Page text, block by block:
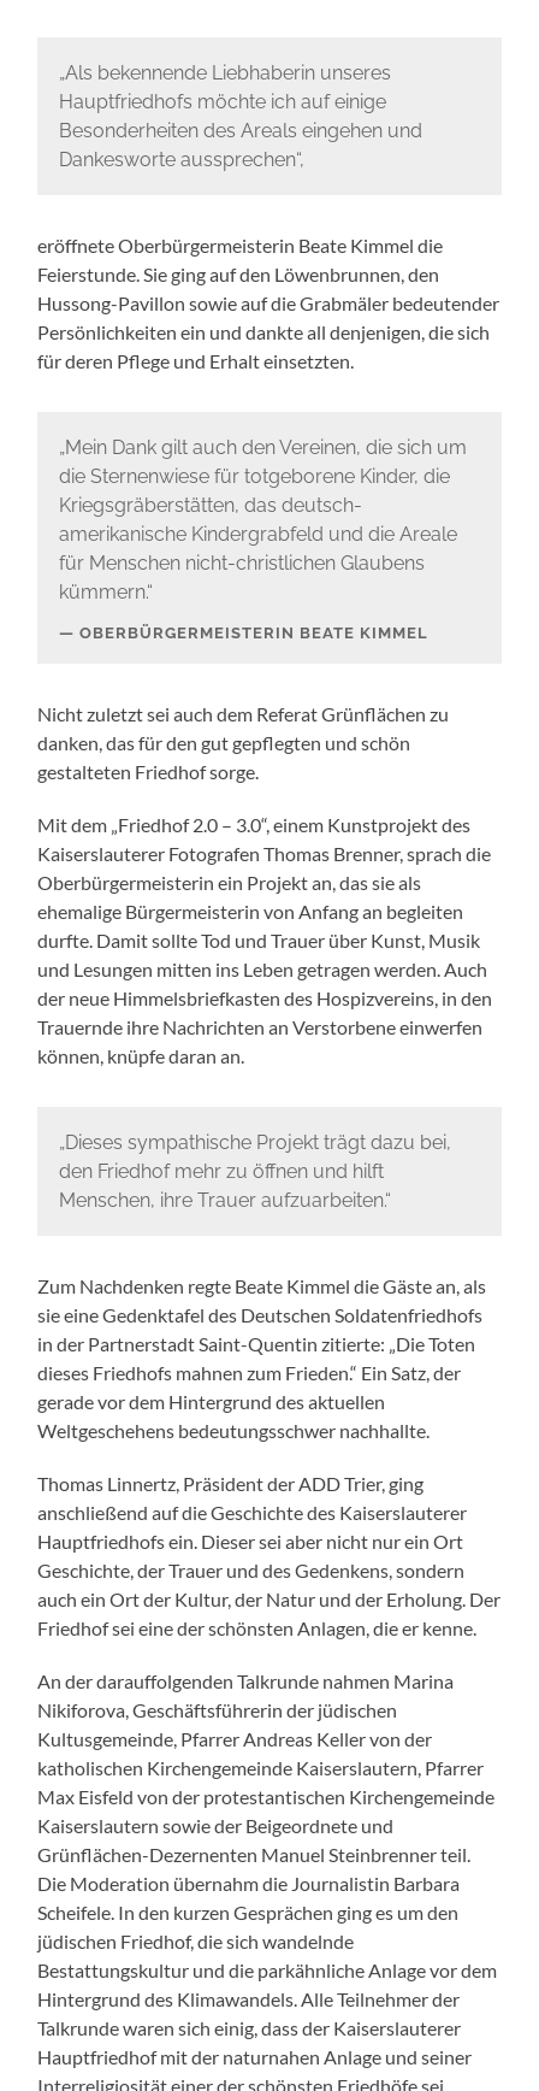
„Als bekennende Liebhaberin unseres
Hauptfriedhofs möchte ich auf einige
Besonderheiten des Areals eingehen und
Dankesworte aussprechen“,
eröffnete Oberbürgermeisterin Beate Kimmel die
Feierstunde. Sie ging auf den Löwenbrunnen, den
Hussong-Pavillon sowie auf die Grabmäler bedeutender
Persönlichkeiten ein und dankte all denjenigen, die sich
für deren Pflege und Erhalt einsetzten.
„Mein Dank gilt auch den Vereinen, die sich um
die Sternenwiese für totgeborene Kinder, die
Kriegsgräberstätten, das deutsch-
amerikanische Kindergrabfeld und die Areale
für Menschen nicht-christlichen Glaubens
kümmern.“
OBERBÜRGERMEISTERIN BEATE KIMMEL
Nicht zuletzt sei auch dem Referat Grünflächen zu
danken, das für den gut gepflegten und schön
gestalteten Friedhof sorge.
Mit dem „Friedhof 2.0 – 3.0“, einem Kunstprojekt des
Kaiserslauterer Fotografen Thomas Brenner, sprach die
Oberbürgermeisterin ein Projekt an, das sie als
ehemalige Bürgermeisterin von Anfang an begleiten
durfte. Damit sollte Tod und Trauer über Kunst, Musik
und Lesungen mitten ins Leben getragen werden. Auch
der neue Himmelsbriefkasten des Hospizvereins, in den
Trauernde ihre Nachrichten an Verstorbene einwerfen
können, knüpfe daran an.
„Dieses sympathische Projekt trägt dazu bei,
den Friedhof mehr zu öffnen und hilft
Menschen, ihre Trauer aufzuarbeiten.“
Zum Nachdenken regte Beate Kimmel die Gäste an, als
sie eine Gedenktafel des Deutschen Soldatenfriedhofs
in der Partnerstadt Saint-Quentin zitierte: „Die Toten
dieses Friedhofs mahnen zum Frieden.“ Ein Satz, der
gerade vor dem Hintergrund des aktuellen
Weltgeschehens bedeutungsschwer nachhallte.
Thomas Linnertz, Präsident der ADD Trier, ging
anschließend auf die Geschichte des Kaiserslauterer
Hauptfriedhofs ein. Dieser sei aber nicht nur ein Ort
Geschichte, der Trauer und des Gedenkens, sondern
auch ein Ort der Kultur, der Natur und der Erholung. Der
Friedhof sei eine der schönsten Anlagen, die er kenne.
An der darauffolgenden Talkrunde nahmen Marina
Nikiforova, Geschäftsführerin der jüdischen
Kultusgemeinde, Pfarrer Andreas Keller von der
katholischen Kirchengemeinde Kaiserslautern, Pfarrer
Max Eisfeld von der protestantischen Kirchengemeinde
Kaiserslautern sowie der Beigeordnete und
Grünflächen-Dezernenten Manuel Steinbrenner teil.
Die Moderation übernahm die Journalistin Barbara
Scheifele. In den kurzen Gesprächen ging es um den
jüdischen Friedhof, die sich wandelnde
Bestattungskultur und die parkähnliche Anlage vor dem
Hintergrund des Klimawandels. Alle Teilnehmer der
Talkrunde waren sich einig, dass der Kaiserslauterer
Hauptfriedhof mit der naturnahen Anlage und seiner
Interreligiosität einer der schönsten Friedhöfe sei.